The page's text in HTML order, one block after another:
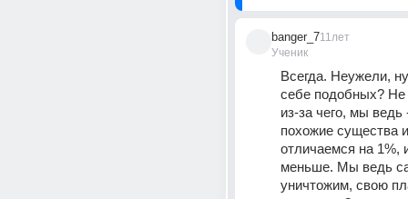
banger_7
Ученик
11лет
Всегда. Неужели,
себе подобных?
из-за чего, мы ведь
похожие существа
отличаемся на 1%,
меньше. Мы ведь
уничтожим, свою